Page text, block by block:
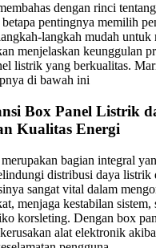
dengan rinci
pentingnya memilih
langkah mudah untuk
menjelaskan keunggulan
listrik yang berkualitas.
di bawah ini
Box Panel Listrik
Kualitas Energi
bagian integral
distribusi daya listrik
sangat vital dalam
menjaga kestabilan sistem,
korsleting. Dengan box
alat elektronik